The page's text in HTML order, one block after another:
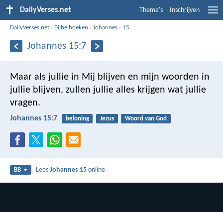
DailyVerses.net Thema's Inschrijven
DailyVerses.net › Bijbelboeken ›Johannes › 15
Johannes 15:7
Maar als jullie in Mij blijven en mijn woorden in
jullie blijven, zullen jullie alles krijgen wat jullie
vragen.
Johannes 15:7 beloning Jezus Woord van God
BB LeesJohannes 15 online